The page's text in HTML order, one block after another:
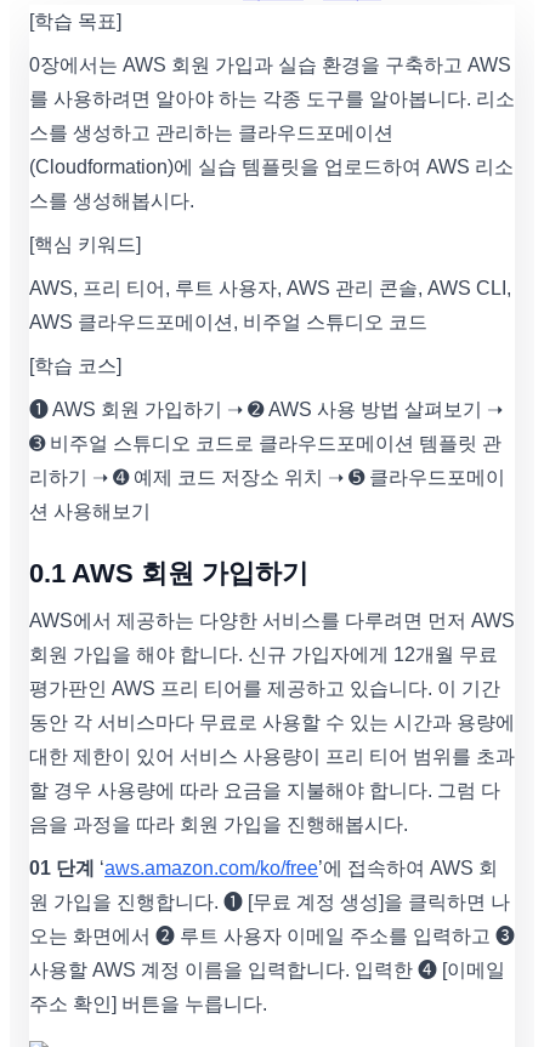
[학습 목표]
0장에서는 AWS 회원 가입과 실습 환경을 구축하고 AWS
를 사용하려면 알아야 하는 각종 도구를 알아봅니다. 리소
스를 생성하고 관리하는 클라우드포메이션
(Cloudformation)에 실습 템플릿을 업로드하여 AWS 리소
스를 생성해봅시다.
[핵심 키워드]
AWS, 프리 티어, 루트 사용자, AWS 관리 콘솔, AWS CLI,
AWS 클라우드포메이션, 비주얼 스튜디오 코드
[학습 코스]
➊ AWS 회원 가입하기 ➝ ➋ AWS 사용 방법 살펴보기 ➝
➌ 비주얼 스튜디오 코드로 클라우드포메이션 템플릿 관
리하기 ➝ ➍ 예제 코드 저장소 위치 ➝ ➎ 클라우드포메이
션 사용해보기
0.1 AWS 회원 가입하기
AWS에서 제공하는 다양한 서비스를 다루려면 먼저 AWS
회원 가입을 해야 합니다. 신규 가입자에게 12개월 무료
평가판인 AWS 프리 티어를 제공하고 있습니다. 이 기간
동안 각 서비스마다 무료로 사용할 수 있는 시간과 용량에
대한 제한이 있어 서비스 사용량이 프리 티어 범위를 초과
할 경우 사용량에 따라 요금을 지불해야 합니다. 그럼 다
음을 과정을 따라 회원 가입을 진행해봅시다.
01 단계 ‘aws.amazon.com/ko/free’에 접속하여 AWS 회
원 가입을 진행합니다. ➊ [무료 계정 생성]을 클릭하면 나
오는 화면에서 ➋ 루트 사용자 이메일 주소를 입력하고 ➌
사용할 AWS 계정 이름을 입력합니다. 입력한 ➍ [이메일
주소 확인] 버튼을 누릅니다.